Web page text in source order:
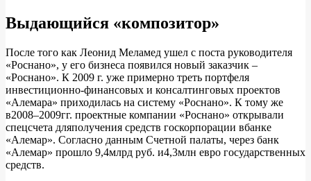
Выдающийся «композитор»
После того как Леонид Меламед ушел с поста руководителя
«Роснано», у его бизнеса появился новый заказчик –
«Роснано». К 2009 г. уже примерно треть портфеля
инвестиционно-финансовых и консалтинговых проектов
«Алемара» приходилась на систему «Роснано». К тому же
в2008–2009гг. проектные компании «Роснано» открывали
спецсчета дляполучения средств госкорпорации вбанке
«Алемар». Согласно данным Счетной палаты, через банк
«Алемар» прошло 9,4млрд руб. и4,3млн евро государственных
средств.